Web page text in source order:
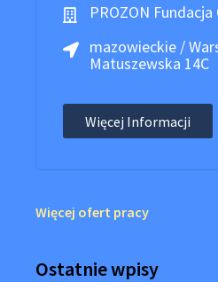
PROZON
mazowieckie /
Matuszewska 14C
Więcej Informacji
Więcej ofert pracy
Ostatnie wpisy